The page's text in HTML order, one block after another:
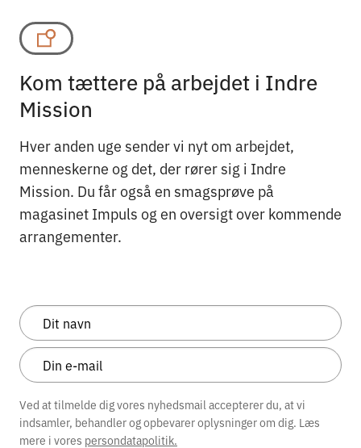
Kom tættere på arbejdet i Indre
Mission
Hver anden uge sender vi nyt om arbejdet,
menneskerne og det, der rører sig i Indre
Mission. Du får også en smagsprøve på
magasinet Impuls og en oversigt over kommende
arrangementer.
Ved at tilmelde dig vores nyhedsmail accepterer du, at vi
indsamler, behandler og opbevarer oplysninger om dig. Læs
mere i vores persondatapolitik.